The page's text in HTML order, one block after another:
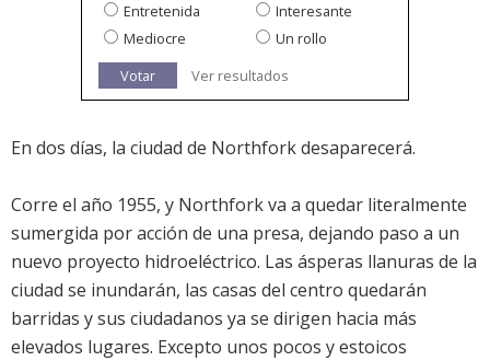
Entretenida
Interesante
Mediocre
Un rollo
Votar
Ver resultados
En dos días, la ciudad de Northfork desaparecerá.
Corre el año 1955, y Northfork va a quedar literalmente
sumergida por acción de una presa, dejando paso a un
nuevo proyecto hidroeléctrico. Las ásperas llanuras de la
ciudad se inundarán, las casas del centro quedarán
barridas y sus ciudadanos ya se dirigen hacia más
elevados lugares. Excepto unos pocos y estoicos